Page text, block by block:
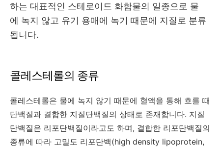
하는 대표적인 스테로이드 화합물의 일종으로 물
에 녹지 않고 유기 용매에 녹기 때문에 지질로 분류
됩니다.
콜레스테롤의 종류
콜레스테롤은 물에 녹지 않기 때문에 혈액을 통해 흐를 때
단백질과 결합한 지질단백질의 상태로 존재합니다. 지질
단백질은 리포단백질이라고도 하며, 결합한 리포단백질의
종류에 따라 고밀도 리포단백(high density lipoprotein,